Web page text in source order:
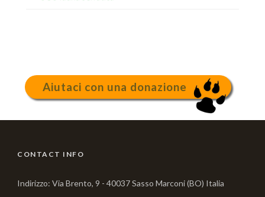
Aiutaci con una donazione
CONTACT INFO
Indirizzo: Via Brento, 9 - 40037 Sasso Marconi (BO) Italia